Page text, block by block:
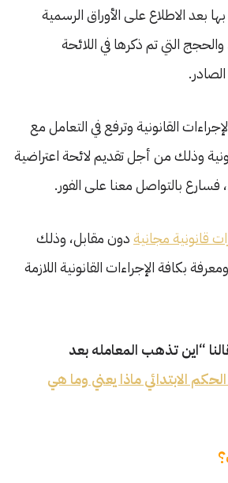
بعد الاطلاع على الأوراق الرسمية
التي تم ذكرها في اللائحة
القانونية وترفع في التعامل مع
وذلك من أجل تقديم لائحة اعتراضية
بالتواصل معنا على الفور.
قانونية مجانية دون مقابل، وذلك
بكافة الإجراءات القانونية اللازمة
“اين تذهب المعامله بعد
الابتدائي ماذا يعني وما هي